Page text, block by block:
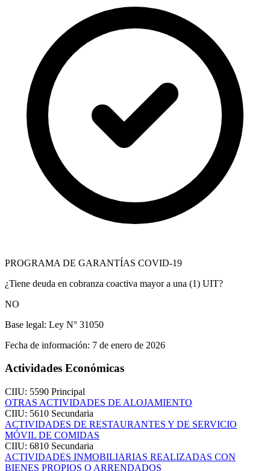
PROGRAMA DE GARANTÍAS COVID-19
¿Tiene deuda en cobranza coactiva mayor a una (1) UIT?
NO
Base legal: Ley N° 31050
Fecha de información: 7 de enero de 2026
Actividades Económicas
CIIU: 5590 Principal
OTRAS ACTIVIDADES DE ALOJAMIENTO
CIIU: 5610 Secundaria
ACTIVIDADES DE RESTAURANTES Y DE SERVICIO
MÓVIL DE COMIDAS
CIIU: 6810 Secundaria
ACTIVIDADES INMOBILIARIAS REALIZADAS CON
BIENES PROPIOS O ARRENDADOS